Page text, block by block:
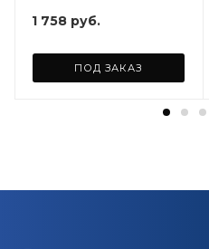
1 758 руб.
ПОД ЗАКАЗ